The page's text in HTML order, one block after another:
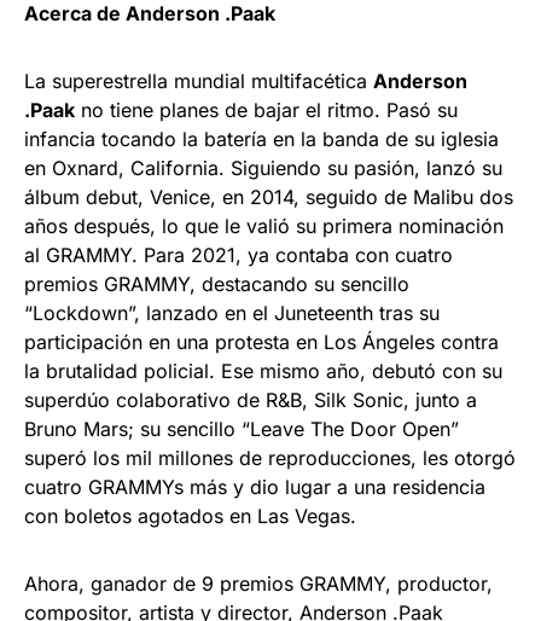
Acerca de Anderson .Paak
La superestrella mundial multifacética Anderson
.Paak no tiene planes de bajar el ritmo. Pasó su
infancia tocando la batería en la banda de su iglesia
en Oxnard, California. Siguiendo su pasión, lanzó su
álbum debut, Venice, en 2014, seguido de Malibu dos
años después, lo que le valió su primera nominación
al GRAMMY. Para 2021, ya contaba con cuatro
premios GRAMMY, destacando su sencillo
“Lockdown”, lanzado en el Juneteenth tras su
participación en una protesta en Los Ángeles contra
la brutalidad policial. Ese mismo año, debutó con su
superdúo colaborativo de R&B, Silk Sonic, junto a
Bruno Mars; su sencillo “Leave The Door Open”
superó los mil millones de reproducciones, les otorgó
cuatro GRAMMYs más y dio lugar a una residencia
con boletos agotados en Las Vegas.
Ahora, ganador de 9 premios GRAMMY, productor,
compositor, artista y director, Anderson .Paak